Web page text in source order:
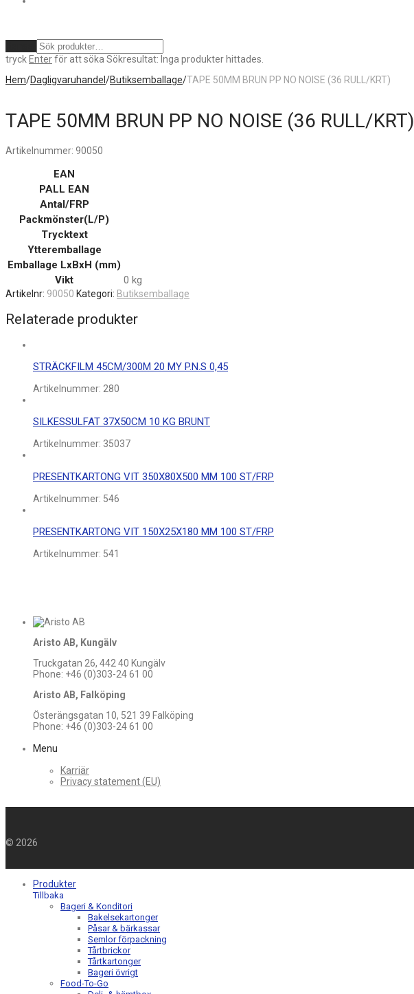
tryck Enterför att söka Sökresultat: Inga produkter hittades.
Hem/Dagligvaruhandel /Butiksemballage/TAPE 50MM BRUN PP NO NOISE (36 RULL/KRT)
TAPE 50MM BRUN PP NO NOISE (36 RULL/KRT)
Artikelnummer: 90050
EAN
PALL EAN
Antal/FRP
Packmönster(L/P)
Trycktext
Ytteremballage
Emballage LxBxH (mm)
Vikt
0 kg
Artikelnr: 90050 Kategori: Butiksemballage
Relaterade produkter
STRÄCKFILM 45CM/300M 20 MY P.N.S 0,45
Artikelnummer: 280
SILKESSULFAT 37X50CM 10 KG BRUNT
Artikelnummer: 35037
PRESENTKARTONG VIT 350X80X500 MM 100 ST/FRP
Artikelnummer: 546
PRESENTKARTONG VIT 150X25X180 MM 100 ST/FRP
Artikelnummer: 541
Aristo AB, Kungälv
Truckgatan 26, 442 40 Kungälv
Phone: +46 (0)303-24 61 00
Aristo AB, Falköping
Österängsgatan 10, 521 39 Falköping
Phone: +46 (0)303-24 61 00
Menu
Karriär
Privacy statement (EU)
© 2026
Produkter
Tillbaka
Bageri & Konditori
Bakelsekartonger
Påsar & bärkassar
Semlor förpackning
Tårtbrickor
Tårtkartonger
Bageri övrigt
Food-To-Go